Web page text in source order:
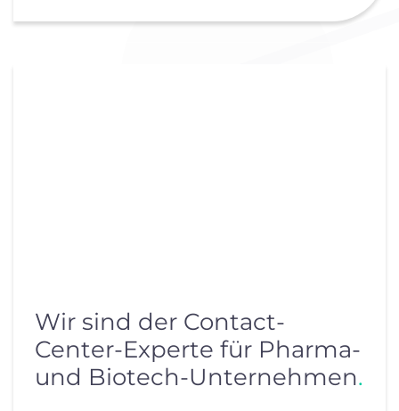
Wir sind der Contact-
Center-Experte für Pharma-
und Biotech-Unternehmen.